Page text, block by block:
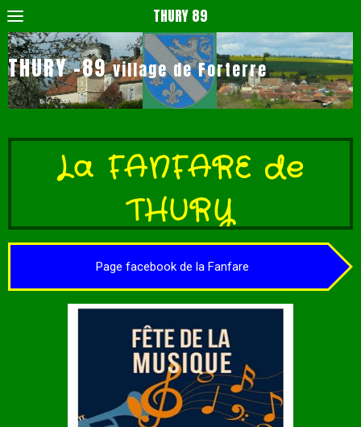
THURY 89
THURY -89village de Forterre
La FANFARE de
THURY
Page facebook de la Fanfare